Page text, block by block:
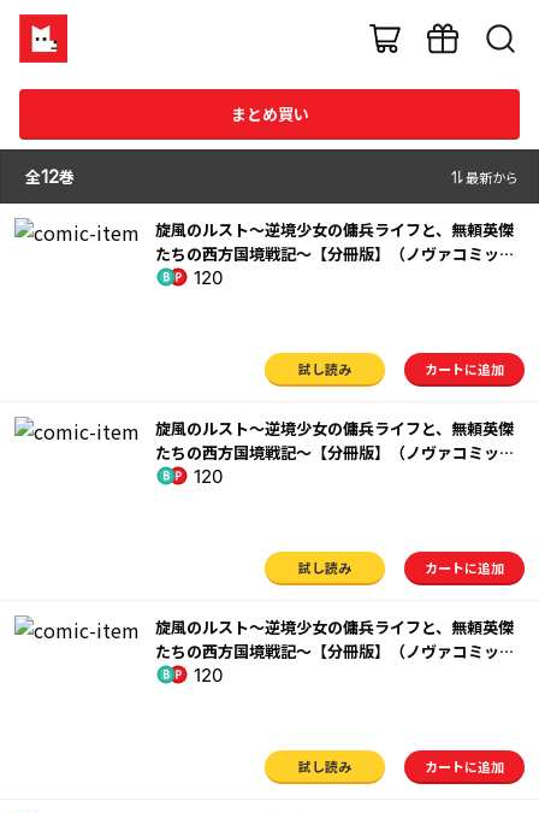
まとめ買い
全12巻 最新から
旋風のルスト～逆境少女の傭兵ライフと、無頼英傑
たちの西方国境戦記～【分冊版】（ノヴァコミック
ス）１120
試し読み カートに追加
旋風のルスト～逆境少女の傭兵ライフと、無頼英傑
たちの西方国境戦記～【分冊版】（ノヴァコミック
ス）２120
試し読み カートに追加
旋風のルスト～逆境少女の傭兵ライフと、無頼英傑
たちの西方国境戦記～【分冊版】（ノヴァコミック
ス）３120
試し読み カートに追加